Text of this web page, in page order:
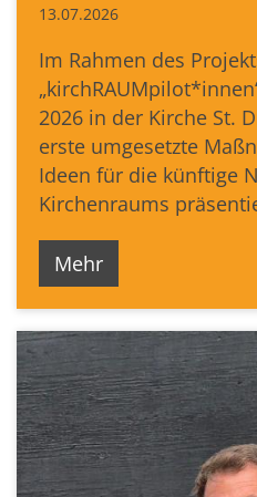
13.07.2026
Im Rahmen des
2026 in der Kirche St.
erste umgesetzte
Ideen für die künftige
Kirchenraums
Mehr